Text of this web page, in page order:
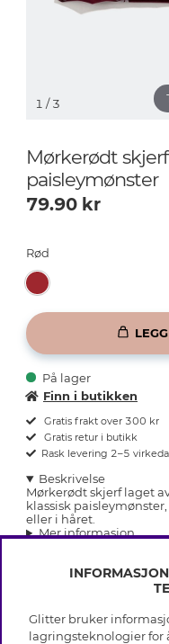
1 / 3
Mørkerødt
paisleymønster
79.90 kr
Rød
På lager
Finn i butikken
Gratis frakt over 300 kr
Gratis retur i butikk
Rask levering 2–5
Beskrivelse
Mørkerødt skjerf laget
klassisk
eller i håret.
Mer informasjon
Glitter bruker
lagringsteknologier for